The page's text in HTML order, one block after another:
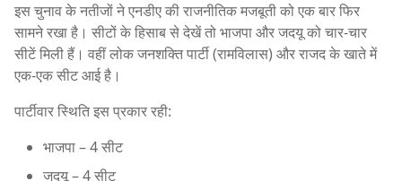
इस चुनाव के नतीजों ने एनडीए की राजनीतिक मजबूती को एक बार फिर
सामने रखा है। सीटों के हिसाब से देखें तो भाजपा और जदयू को चार-चार
सीटें मिली हैं। वहीं लोक जनशक्ति पार्टी (रामविलास) और राजद के खाते में
एक-एक सीट आई है।
पार्टीवार स्थिति इस प्रकार रही:
भाजपा – 4 सीट
जदयू – 4 सीट